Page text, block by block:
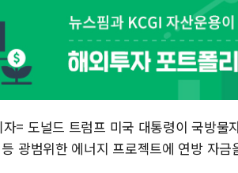
= 도널드 트럼프 미국 대통령이 국방물
광범위한 에너지 프로젝트에 연방 자